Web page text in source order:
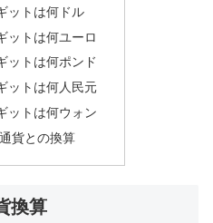
ットは何ドル
ットは何ユーロ
ットは何ポンド
ットは何人民元
ットは何ウォン
貨との換算
換算